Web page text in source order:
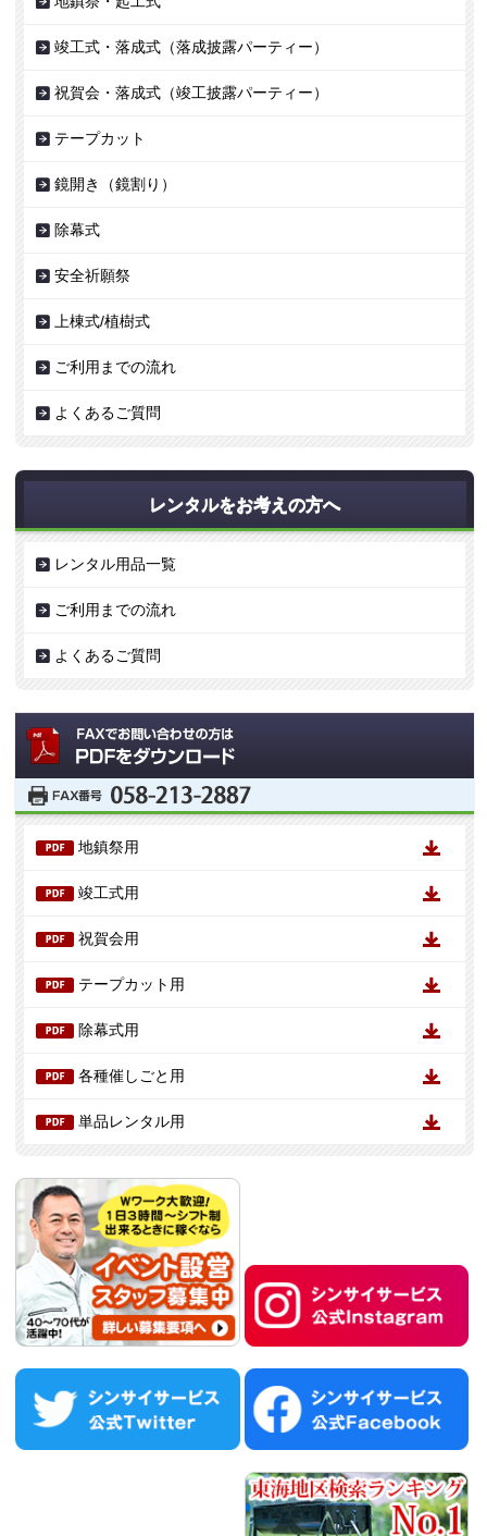
竣工式・落成式（落成披露パーティー）
祝賀会・落成式（竣工披露パーティー）
テープカット
鏡開き（鏡割り）
除幕式
安全祈願祭
上棟式/植樹式
ご利用までの流れ
よくあるご質問
レンタルをお考えの方へ
レンタル用品一覧
ご利用までの流れ
よくあるご質問
地鎮祭用
竣工式用
祝賀会用
テープカット用
除幕式用
各種催しごと用
単品レンタル用